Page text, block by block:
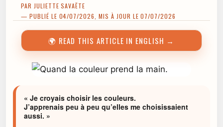
PAR JULIETTE SAVAËTE
— PUBLIÉ LE 04/07/2026, MIS À JOUR LE 07/07/2026
🌍 READ THIS ARTICLE IN ENGLISH →
« Je croyais choisir les couleurs.
J’apprenais peu à peu qu’elles me choisissaient
aussi. »